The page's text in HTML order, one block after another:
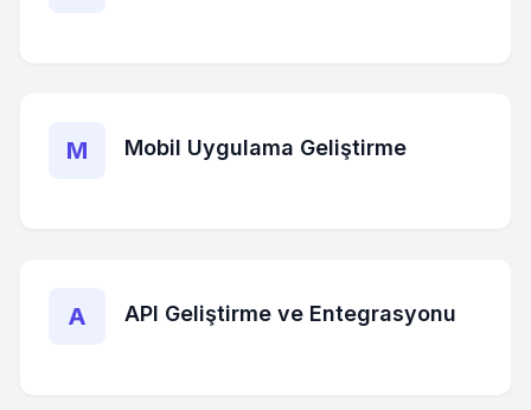
M Mobil Uygulama Geliştirme
A API Geliştirme ve Entegrasyonu